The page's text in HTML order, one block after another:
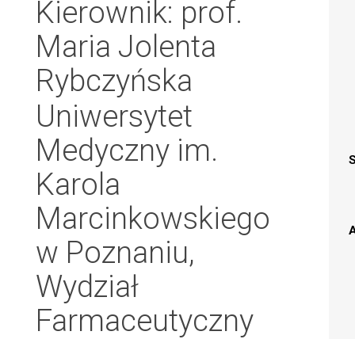
Kierownik: prof.
Maria Jolenta
Rybczyńska
Uniwersytet
Medyczny im.
Karola
Marcinkowskiego
w Poznaniu,
Wydział
Farmaceutyczny